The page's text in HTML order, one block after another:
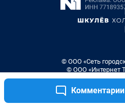
Комментарии